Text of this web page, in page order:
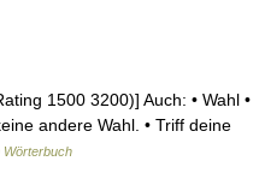
1500 3200)] Auch: • Wahl •
andere Wahl. • Triff deine
Wörterbuch